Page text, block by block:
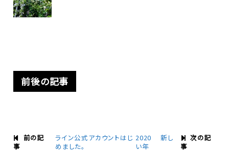
前後の記事
前の記
事
ライン公式アカウントはじ
めました。
次の記
事
2020 新し
い年